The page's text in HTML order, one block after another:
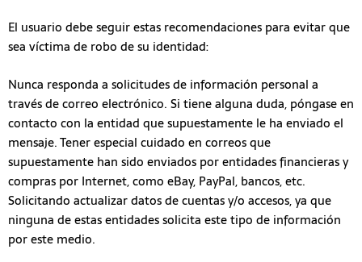
El usuario debe seguir estas recomendaciones para evitar que
sea víctima de robo de su identidad:
Nunca responda a solicitudes de información personal a
través de correo electrónico. Si tiene alguna duda, póngase en
contacto con la entidad que supuestamente le ha enviado el
mensaje. Tener especial cuidado en correos que
supuestamente han sido enviados por entidades financieras y
compras por Internet, como eBay, PayPal, bancos, etc.
Solicitando actualizar datos de cuentas y/o accesos, ya que
ninguna de estas entidades solicita este tipo de información
por este medio.